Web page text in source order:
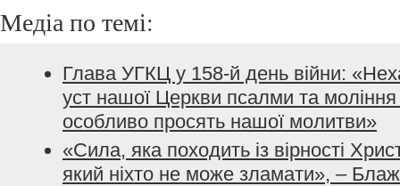
Медіа по темі:
Глава УГКЦ у 158-й день війни:
уст нашої Церкви псалми та моління
особливо просять нашої молитви»
«Сила, яка походить із вірності
який ніхто не може зламати», –